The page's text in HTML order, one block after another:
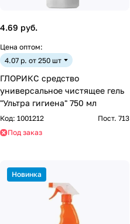
4.69 руб.
Цена оптом:
4.07 р. от 250 шт
ГЛОРИКС средство
универсальное чистящее гель
"Ультра гигиена" 750 мл
Код: 1001212
Пост. 713
Под заказ
Новинка